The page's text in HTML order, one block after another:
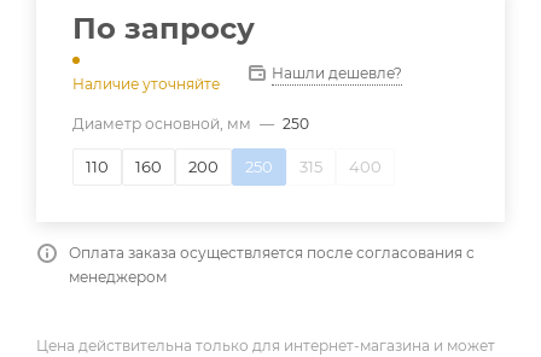
По запросу
Наличие уточняйте
Нашли дешевле?
Диаметр основной, мм — 250
110 160 200 250 315 400
Оплата заказа осуществляется после согласования с
менеджером
Цена действительна только для интернет-магазина и может